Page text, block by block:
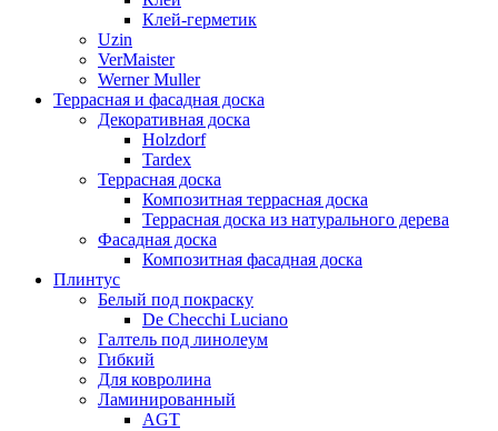
Клей-герметик
Uzin
VerMaister
Werner Muller
Террасная и фасадная доска
Декоративная доска
Holzdorf
Tardex
Террасная доска
Композитная террасная доска
Террасная доска из натурального дерева
Фасадная доска
Композитная фасадная доска
Плинтус
Белый под покраску
De Checchi Luciano
Галтель под линолеум
Гибкий
Для ковролина
Ламинированный
AGT